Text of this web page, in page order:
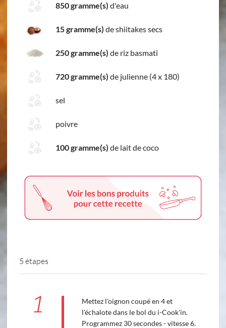
850 gramme(s) d'eau
15 gramme(s) de shiitakes secs
250 gramme(s) de riz basmati
720 gramme(s) de julienne (4 x 180)
sel
poivre
100 gramme(s) de lait de coco
5 étapes
1
Mettez l'oignon coupé en 4 et
l'échalote dans le bol du i-Cook'in.
Programmez 30 secondes - vitesse 6.